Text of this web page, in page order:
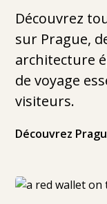
Découvrez
sur Prague,
architecture
de voyage
visiteurs.
Découvrez